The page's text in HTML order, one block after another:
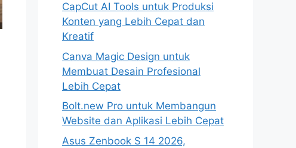
CapCut AI Tools untuk Produksi
Konten yang Lebih Cepat dan
Kreatif
Canva Magic Design untuk
Membuat Desain Profesional
Lebih Cepat
Bolt.new Pro untuk Membangun
Website dan Aplikasi Lebih Cepat
Asus Zenbook S 14 2026,